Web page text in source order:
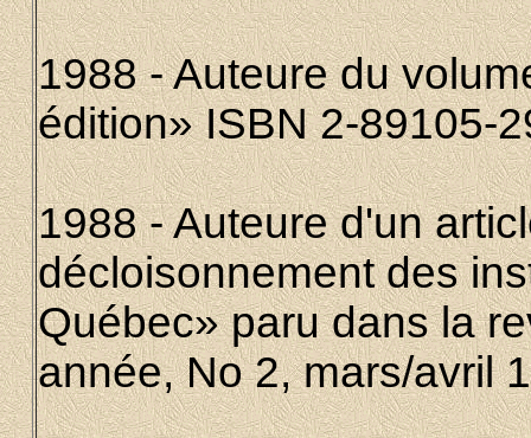
1988 - Auteure du
édition» ISBN 2-89105-
1988 - Auteure d'un
décloisonnement des
Québec» paru dans la
année, No 2, mars/avril